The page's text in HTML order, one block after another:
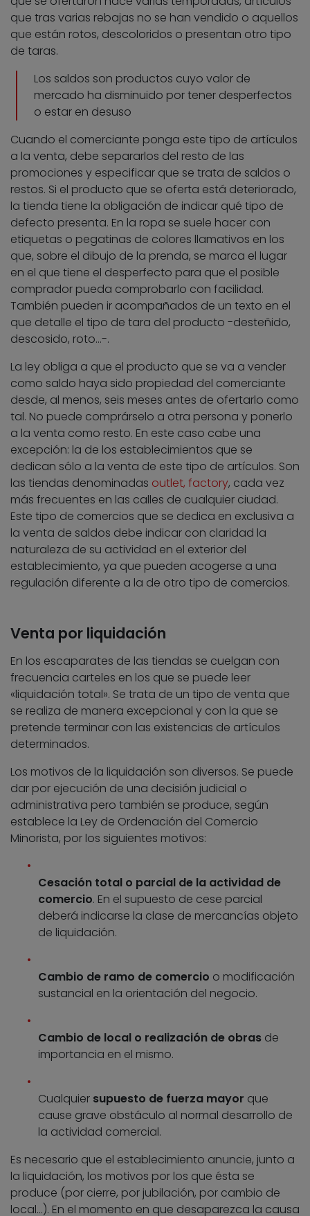
que tras varias rebajas no se han vendido o aquellos
que están rotos, descoloridos o presentan otro tipo
de taras.
Los saldos son productos cuyo valor de
mercado ha disminuido por tener desperfectos
o estar en desuso
Cuando el comerciante ponga este tipo de artículos
a la venta, debe separarlos del resto de las
promociones y especificar que se trata de saldos o
restos. Si el producto que se oferta está deteriorado,
la tienda tiene la obligación de indicar qué tipo de
defecto presenta. En la ropa se suele hacer con
etiquetas o pegatinas de colores llamativos en los
que, sobre el dibujo de la prenda, se marca el lugar
en el que tiene el desperfecto para que el posible
comprador pueda comprobarlo con facilidad.
También pueden ir acompañados de un texto en el
que detalle el tipo de tara del producto -desteñido,
descosido, roto…-.
La ley obliga a que el producto que se va a vender
como saldo haya sido propiedad del comerciante
desde, al menos, seis meses antes de ofertarlo como
tal. No puede comprárselo a otra persona y ponerlo
a la venta como resto. En este caso cabe una
excepción: la de los establecimientos que se
dedican sólo a la venta de este tipo de artículos. Son
las tiendas denominadas outlet, factory, cada vez
más frecuentes en las calles de cualquier ciudad.
Este tipo de comercios que se dedica en exclusiva a
la venta de saldos debe indicar con claridad la
naturaleza de su actividad en el exterior del
establecimiento, ya que pueden acogerse a una
regulación diferente a la de otro tipo de comercios.
Venta por liquidación
En los escaparates de las tiendas se cuelgan con
frecuencia carteles en los que se puede leer
«liquidación total». Se trata de un tipo de venta que
se realiza de manera excepcional y con la que se
pretende terminar con las existencias de artículos
determinados.
Los motivos de la liquidación son diversos. Se puede
dar por ejecución de una decisión judicial o
administrativa pero también se produce, según
establece la Ley de Ordenación del Comercio
Minorista, por los siguientes motivos:
Cesación total o parcial de la actividad de
comercio. En el supuesto de cese parcial
deberá indicarse la clase de mercancías objeto
de liquidación.
Cambio de ramo de comercio o modificación
sustancial en la orientación del negocio.
Cambio de local o realización de obras de
importancia en el mismo.
Cualquier supuesto de fuerza mayor que
cause grave obstáculo al normal desarrollo de
la actividad comercial.
Es necesario que el establecimiento anuncie, junto a
la liquidación, los motivos por los que ésta se
produce (por cierre, por jubilación, por cambio de
local…). En el momento en que desaparezca la causa